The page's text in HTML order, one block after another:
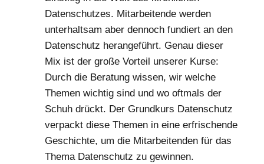
Datenschutzes. Mitarbeitende werden
unterhaltsam aber dennoch fundiert an den
Datenschutz herangeführt. Genau dieser
Mix ist der große Vorteil unserer Kurse:
Durch die Beratung wissen, wir welche
Themen wichtig sind und wo oftmals der
Schuh drückt. Der Grundkurs Datenschutz
verpackt diese Themen in eine erfrischende
Geschichte, um die Mitarbeitenden für das
Thema Datenschutz zu gewinnen.